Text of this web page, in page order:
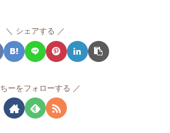
シェアする
ちーをフォローする